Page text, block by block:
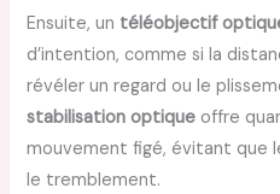
Ensuite, un téléobjectif
d’intention, comme si la
révéler un regard ou le
stabilisation optique offre
mouvement figé, évitant que
le tremblement.